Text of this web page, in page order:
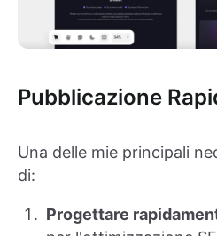
Pubblicazione
Una delle mie principali
di:
Progettare